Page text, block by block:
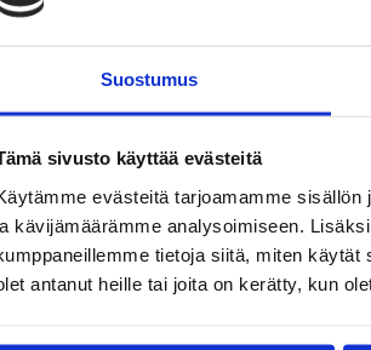
Suostumus
sivusto käyttää evästeitä
evästeitä tarjoamamme
kävijämäärämme analysoimiseen.
tietoja siitä, miten
antanut heille tai joita on kerätty, kun